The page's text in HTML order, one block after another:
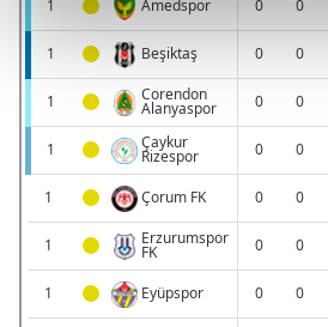
kalemimiz olduğunu sizlere
Her halükârda, kullanıcılar, bu
takdirde, kullanıcılara hedefli
gösterilmeyecektir."
Sizlere daha iyi bir hizmet
Sitemizde kendimize ve üçüncü
kullanılmaktadır. Bu çerezler
verileriniz işlenmekte olup gerekli
toplumu hizmetlerinin sunulması